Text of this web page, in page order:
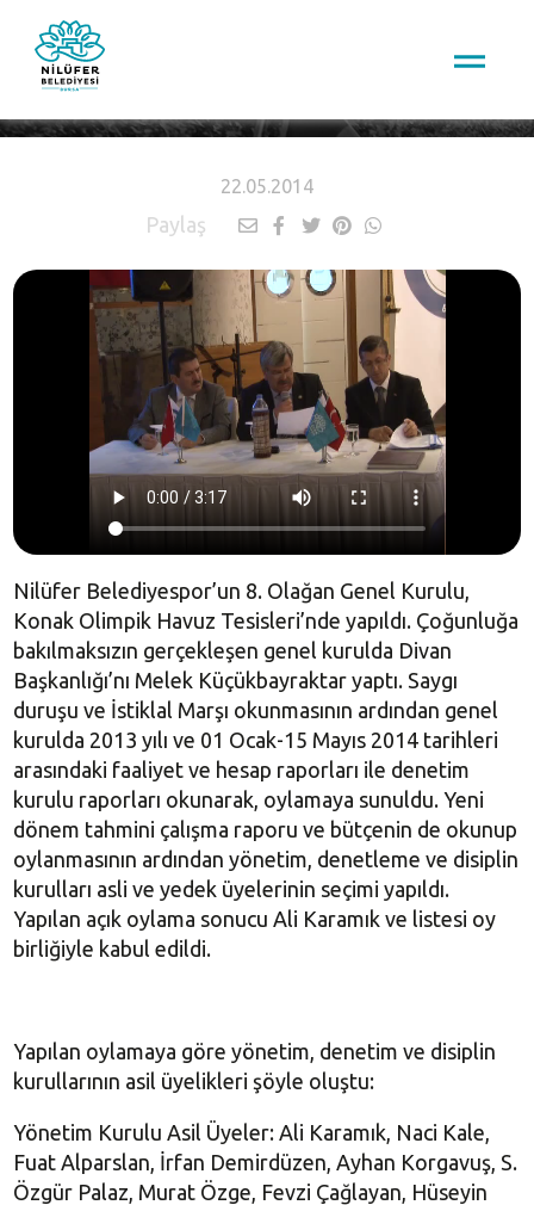
22.05.2014
Paylaş
Nilüfer Belediyespor’un 8. Olağan Genel Kurulu,
Konak Olimpik Havuz Tesisleri’nde yapıldı. Çoğunluğa
bakılmaksızın gerçekleşen genel kurulda Divan
Başkanlığı’nı Melek Küçükbayraktar yaptı. Saygı
duruşu ve İstiklal Marşı okunmasının ardından genel
kurulda 2013 yılı ve 01 Ocak-15 Mayıs 2014 tarihleri
arasındaki faaliyet ve hesap raporları ile denetim
kurulu raporları okunarak, oylamaya sunuldu. Yeni
dönem tahmini çalışma raporu ve bütçenin de okunup
oylanmasının ardından yönetim, denetleme ve disiplin
kurulları asli ve yedek üyelerinin seçimi yapıldı.
Yapılan açık oylama sonucu Ali Karamık ve listesi oy
birliğiyle kabul edildi.
Yapılan oylamaya göre yönetim, denetim ve disiplin
kurullarının asil üyelikleri şöyle oluştu:
Yönetim Kurulu Asil Üyeler: Ali Karamık, Naci Kale,
Fuat Alparslan, İrfan Demirdüzen, Ayhan Korgavuş, S.
Özgür Palaz, Murat Özge, Fevzi Çağlayan, Hüseyin